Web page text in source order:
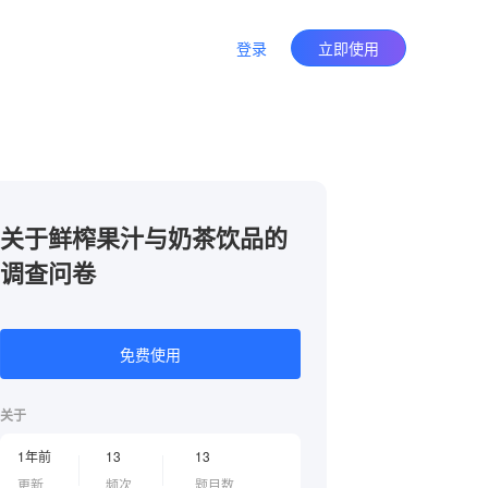
登录 立即使用
关于鲜榨果汁与奶茶饮品的
调查问卷
免费使用
关于
1年前
更新
13
频次
13
题目数